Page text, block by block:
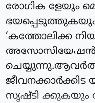
രോഗിക ളേയും
‘കത്തോലിക്ക
അസോസിയേഷന്‍’
സൃഷ്ടി ക്കുകയും